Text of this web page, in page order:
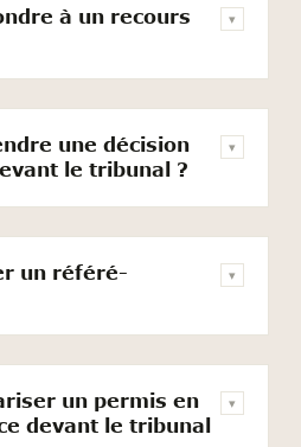
à un recours
▾
une décision
le tribunal ?
▾
un référé-
▾
un permis en
devant le tribunal
▾